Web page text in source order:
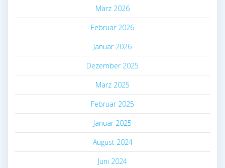
März 2026
Februar 2026
Januar 2026
Dezember 2025
März 2025
Februar 2025
Januar 2025
August 2024
Juni 2024